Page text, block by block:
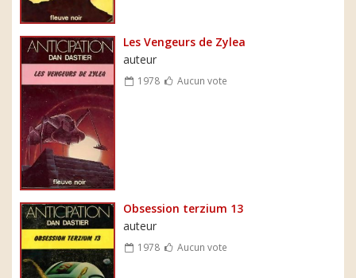
Les Vengeurs de Zylea
auteur
1978 Aucun vote
Obsession terzium 13
auteur
1978 Aucun vote